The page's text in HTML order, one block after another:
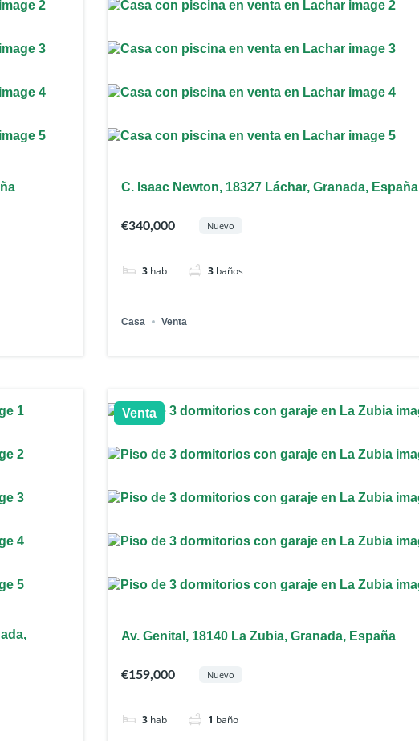
C. Isaac Newton, 18327 Láchar, Granada, España
€340,000 Nuevo
3 hab 3 baños
Casa Venta
Venta
Av. Genital, 18140 La Zubia, Granada, España
€159,000 Nuevo
3 hab 1 baño